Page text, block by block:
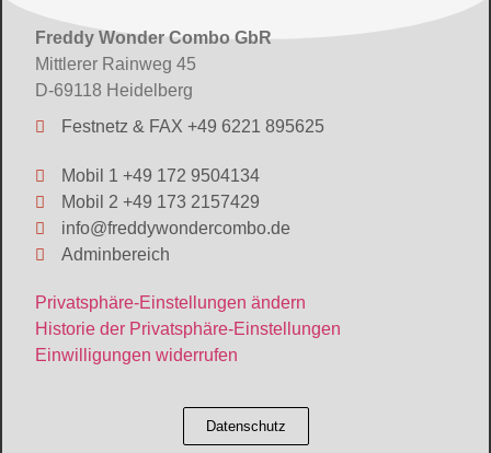
Freddy Wonder Combo GbR
Mittlerer Rainweg 45
D-69118 Heidelberg
Festnetz & FAX +49 6221 895625
Mobil 1 +49 172 9504134
Mobil 2 +49 173 2157429
info@freddywondercombo.de
Adminbereich
Privatsphäre-Einstellungen ändern
Historie der Privatsphäre-Einstellungen
Einwilligungen widerrufen
Datenschutz